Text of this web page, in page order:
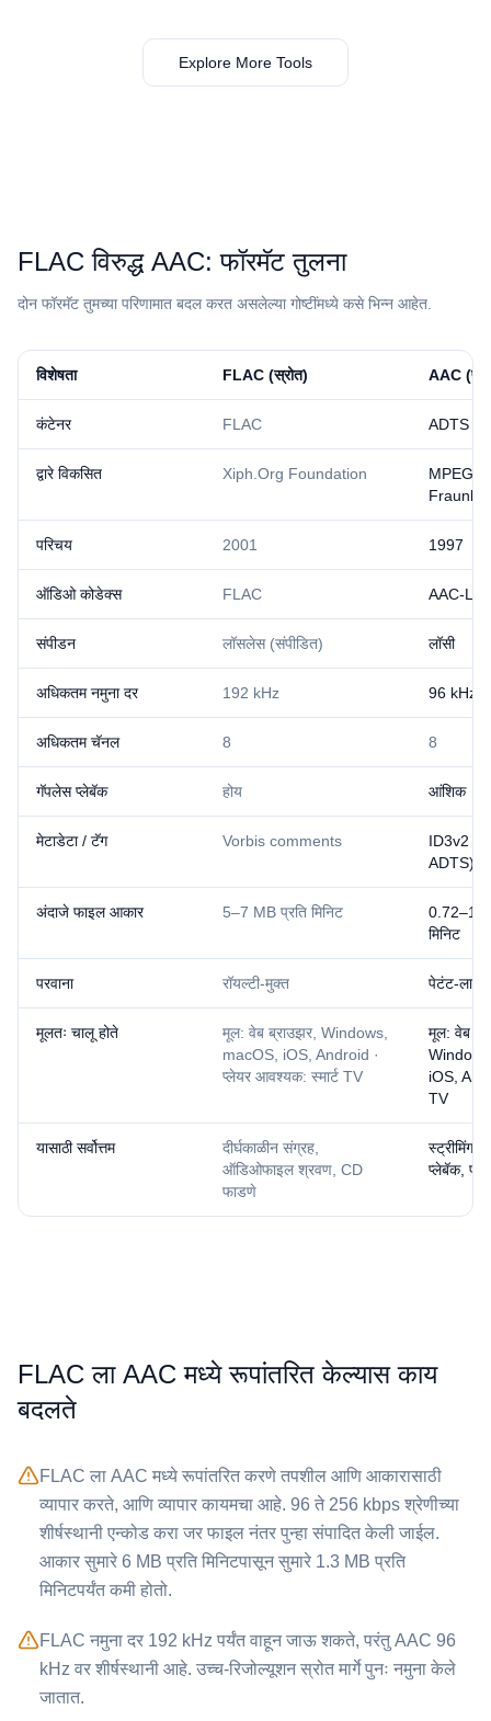
Explore More Tools
⁦FLAC⁩ विरुद्ध ⁦AAC⁩: फॉरमॅट तुलना
दोन फॉरमॅट तुमच्या परिणामात बदल करत असलेल्या गोष्टींमध्ये कसे भिन्न आहेत.
विशेषता ⁦FLAC⁩ (स्रोत) ⁦AAC⁩
कंटेनर FLAC ADTS /
द्वारे विकसित Xiph.Org Foundation
MPEG /
परिचय 2001 1997
ऑडिओ कोडेक्स FLAC AAC-
संपीडन लॉसलेस (संपीडित) लॉसी
अधिकतम नमुना दर 192 kHz 96 kHz
अधिकतम चॅनल 8 8
गॅपलेस प्लेबॅक होय आंशिक
मेटाडेटा / टॅग Vorbis comments
ID3v2
ADTS)
अंदाजे फाइल आकार 5–7 MB प्रति मिनिट
मिनिट
परवाना रॉयल्टी-मुक्त पेटंट-
मूलतः चालू होते
मूल: वेब ब्राउझर, Windows,
macOS, iOS, Android ·
प्लेयर आवश्यक: स्मार्ट TV
मूल: वेब
iOS,
TV
यासाठी सर्वोत्तम
दीर्घकाळीन संग्रह,
ऑडिओफाइल श्रवण, CD
फाडणे
स्ट्रीमिंग
प्लेबॅक,
⁦FLAC⁩ ला ⁦AAC⁩ मध्ये रूपांतरित केल्यास काय
बदलते
⁦FLAC⁩ ला ⁦AAC⁩ मध्ये रूपांतरित करणे तपशील आणि आकारासाठी
व्यापार करते, आणि व्यापार कायमचा आहे. 96 ते 256 kbps श्रेणीच्या
शीर्षस्थानी एन्कोड करा जर फाइल नंतर पुन्हा संपादित केली जाईल.
आकार सुमारे 6 MB प्रति मिनिटपासून सुमारे 1.3 MB प्रति
मिनिटपर्यंत कमी होतो.
⁦FLAC⁩ नमुना दर 192 kHz पर्यंत वाहून जाऊ शकते, परंतु ⁦AAC⁩ 96
kHz वर शीर्षस्थानी आहे. उच्च-रिजोल्यूशन स्रोत मार्गे पुनः नमुना केले
जातात.